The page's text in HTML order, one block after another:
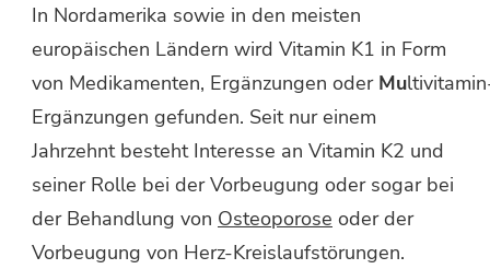
In Nordamerika sowie in den meisten
europäischen Ländern wird Vitamin K1 in Form
von Medikamenten, Ergänzungen oder Mu
Ergänzungen gefunden. Seit nur einem
Jahrzehnt besteht Interesse an Vitamin K2 und
seiner Rolle bei der Vorbeugung oder sogar bei
der Behandlung von Osteoporose oder der
Vorbeugung von Herz-Kreislaufstörungen.